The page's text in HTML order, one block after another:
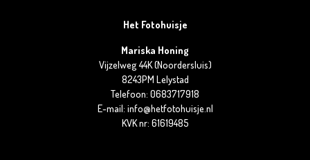
Het Fotohuisje
Mariska Honing
Vijzelweg 44K (Noordersluis)
8243PM Lelystad
Telefoon: 0683717918
E-mail: info@hetfotohuisje.nl
KVK nr: 61619485